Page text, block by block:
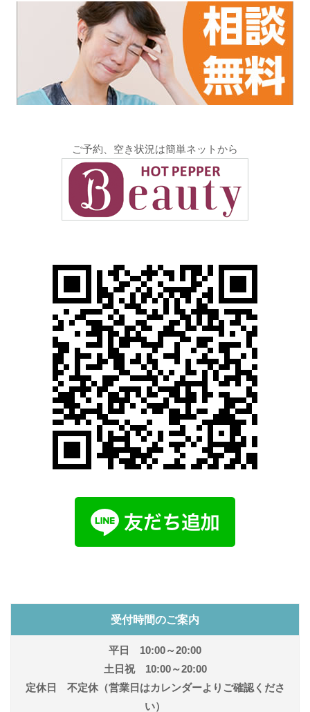
ご予約、空き状況は簡単ネットから
受付時間のご案内
平日 10:00～20:00
土日祝 10:00～20:00
定休日 不定休（営業日はカレンダーよりご確認くださ
い）